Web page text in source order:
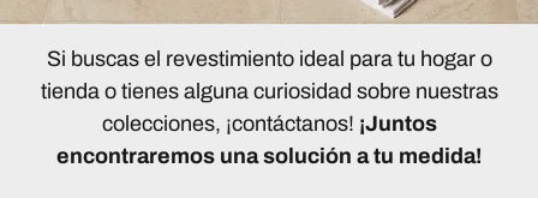
Si buscas el revestimiento ideal para tu hogar o
tienda o tienes alguna curiosidad sobre nuestras
colecciones, ¡contáctanos! ¡Juntos
encontraremos una solución a tu medida!